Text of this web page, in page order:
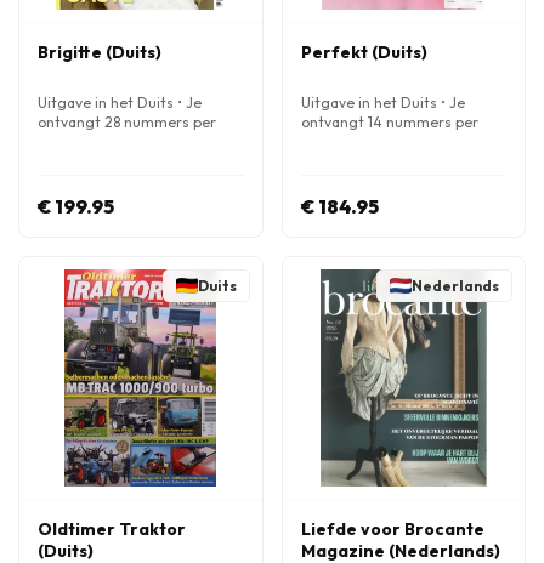
Brigitte (Duits)
Uitgave in het Duits • Je
ontvangt 28 nummers per
€ 199.95
Perfekt (Duits)
Uitgave in het Duits • Je
ontvangt 14 nummers per
€ 184.95
Duits
Oldtimer Traktor
(Duits)
Nederlands
Liefde voor Brocante
Magazine (Nederlands)